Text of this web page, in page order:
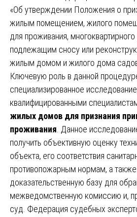
«Об утверждении Положения о
жилым помещением, жилого
для проживания,
подлежащим сносу или
жилым домом и жилого дома
Ключевую роль в данной
специализированное
квалифицированными
жилых домов для признания
проживания . Данное
получить объективную оценку
объекта, его соответствия
противопожарным нормам, а
доказательственную базу для
межведомственную комиссию и,
суд. Федерация судебных